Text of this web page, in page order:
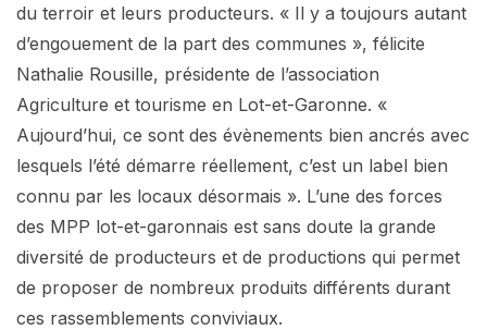
du terroir et leurs producteurs. « Il y a toujours autant
d’engouement de la part des communes », félicite
Nathalie Rousille, présidente de l’association
Agriculture et tourisme en Lot-et-Garonne. «
Aujourd’hui, ce sont des évènements bien ancrés avec
lesquels l’été démarre réellement, c’est un label bien
connu par les locaux désormais ». L’une des forces
des MPP lot-et-garonnais est sans doute la grande
diversité de producteurs et de productions qui permet
de proposer de nombreux produits différents durant
ces rassemblements conviviaux.